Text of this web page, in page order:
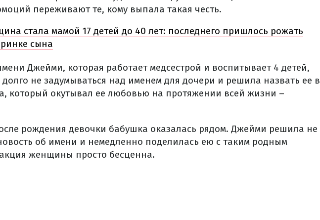
переживают те, кому выпала такая честь.
стала мамой 17 детей до 40 лет: последнего пришлось рожать
сына
Джейми, которая работает медсестрой и воспитывает 4 детей,
не задумываться над именем для дочери и решила назвать ее в
который окутывал ее любовью на протяжении всей жизни –
рождения девочки бабушка оказалась рядом. Джейми решила не
об имени и немедленно поделилась ею с таким родным
женщины просто бесценна.